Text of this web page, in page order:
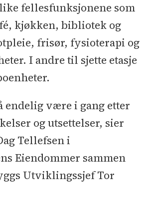
fellesfunksjonene som
kjøkken, bibliotek og
frisør, fysioterapi og
I andre til sjette etasje
endelig være i gang etter
og utsettelser, sier
Tellefsen i
Eiendommer sammen
Utviklingssjef Tor